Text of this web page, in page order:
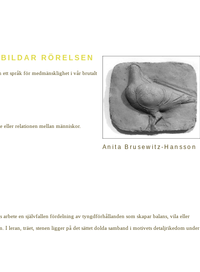
Anita Brusewitz-Hansson
RÖRELSEN
ett språk för medmänsklighet i vår brutalt
eller relationen mellan människor.
en självfallen fördelning av tyngdförhållanden som skapar balans, vila eller
leran, träet, stenen ligger på det sättet dolda samband i motivets detaljrikedom under